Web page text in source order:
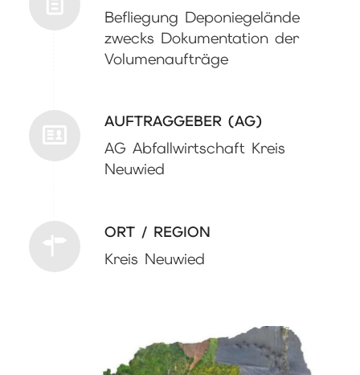
Befliegung Deponiegelände
zwecks Dokumentation der
Volumenaufträge
AUFTRAGGEBER (AG)
AG Abfallwirtschaft Kreis
Neuwied
ORT / REGION
Kreis Neuwied